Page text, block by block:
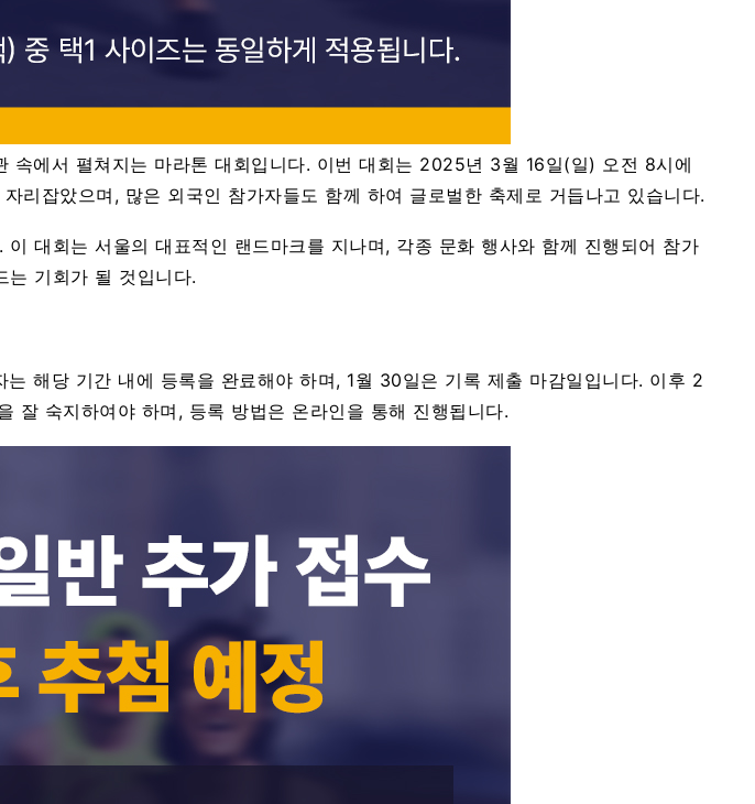
에서 펼쳐지는 마라톤 대회입니다. 이번 대회는 2025년 3월 16일(일) 오전 8시에
리잡았으며, 많은 외국인 참가자들도 함께 하여 글로벌한 축제로 거듭나고 있습니다.
대회는 서울의 대표적인 랜드마크를 지나며, 각종 문화 행사와 함께 진행되어 참가
는 기회가 될 것입니다.
해당 기간 내에 등록을 완료해야 하며, 1월 30일은 기록 제출 마감일입니다. 이후 2
잘 숙지하여야 하며, 등록 방법은 온라인을 통해 진행됩니다.